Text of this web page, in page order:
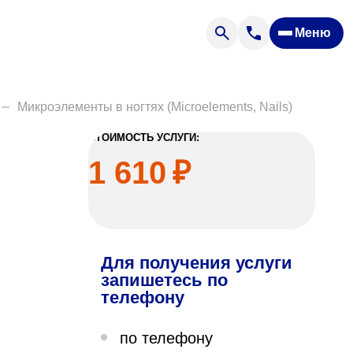
Меню
«Парус»
Микроэлементы в ногтях (Microelements, Nails)
СТОИМОСТЬ УСЛУГИ:
1 610 ₽
Для получения услуги
запишетесь по
телефону
по телефону